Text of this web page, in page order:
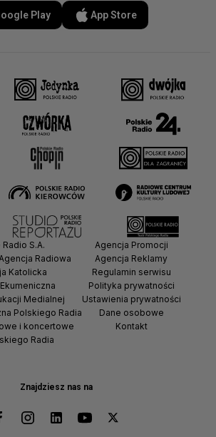
Play App Store
Znajdziesz nas na
S.A.
Radiowa
Katolicka
Medialnej
Polskiego Radia
i koncertowe
Radia
Agencja Promocji
Agencja Reklamy
Regulamin serwisu
Polityka prywatności
Ustawienia prywatności
Dane osobowe
Kontakt